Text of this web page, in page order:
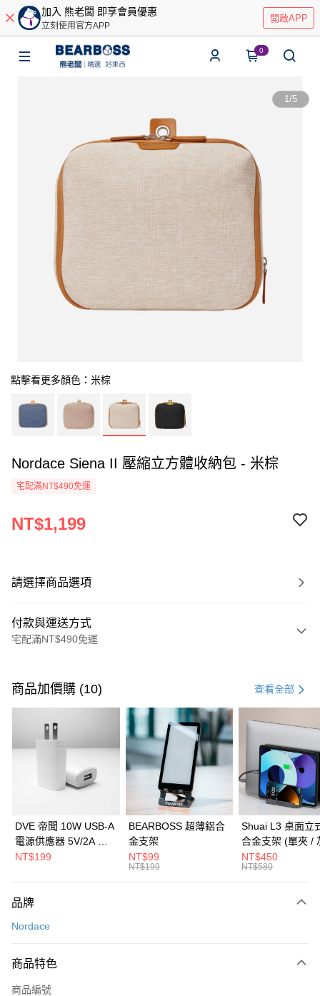
加入 熊老闆 即享會員優惠
立刻使用官方APP
開啟APP
0
1/5
點擊看更多顏色：米棕
Nordace Siena II 壓縮立方體收納包 - 米棕
宅配滿NT$490免運
NT$1,199
請選擇商品選項
付款與運送方式
宅配滿NT$490免運
信用卡一次付款
3 期 0 利率 每期 NT$399
第一商業銀行
華南商業銀行
彰化商業銀行
上海商業儲蓄銀行
台北富邦商業銀行
兆豐國際商業銀行
臺灣中小企業銀行
台中商業銀行
匯豐（台灣）商業銀行
華泰商業銀行
聯邦商業銀行
元大商業銀行
台灣樂天信用卡公司
NT$199 21家銀行
合作金庫商業銀行
第一商業銀行
彰化商業銀行
台北富邦商業銀行
國泰世華商業銀行
兆豐國際商業銀行
臺灣中小企業銀行
匯豐（台灣）商業銀行
玉山商業銀行
台灣樂天信用卡公司
街口支付
悠遊付
相關說明
1.本服務由台灣大哥大提供，台灣大哥大用戶可立即使用無須另外申請。
ATM付款
商品加價購 (10) 查看全部
DVE 帝聞 10W USB-A
電源供應器 5V/2A 充
電頭 (適用閱讀器、小
NT$199
BEARBOSS 超薄鋁合
金支架
NT$99
NT$199
Shuai L3 桌面立
合金支架 (單夾 /
NT$450
NT$580
品牌
Nordace
商品特色
商品編號